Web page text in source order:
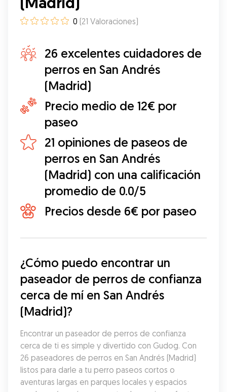
0 (21 Valoraciones)
26 excelentes cuidadores de
perros en San Andrés
(Madrid)
Precio medio de 12€ por
paseo
21 opiniones de paseos de
perros en San Andrés
(Madrid) con una calificación
promedio de 0.0/5
Precios desde 6€ por paseo
¿Cómo puedo encontrar un
paseador de perros de confianza
cerca de mí en San Andrés
(Madrid)?
Encontrar un paseador de perros de confianza
cerca de ti es simple y divertido con Gudog. Con
26 paseadores de perros en San Andrés (Madrid)
listos para darle a tu perro paseos cortos o
aventuras largas en parques locales y espacios